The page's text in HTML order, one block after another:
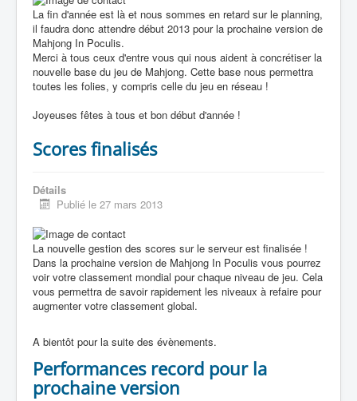
La fin d'année est là et nous sommes en retard sur le planning,
il faudra donc attendre début 2013 pour la prochaine version de
Mahjong In Poculis.
Merci à tous ceux d'entre vous qui nous aident à concrétiser la
nouvelle base du jeu de Mahjong. Cette base nous permettra
toutes les folies, y compris celle du jeu en réseau !
Joyeuses fêtes à tous et bon début d'année !
Scores finalisés
Détails
Publié le 27 mars 2013
La nouvelle gestion des scores sur le serveur est finalisée !
Dans la prochaine version de Mahjong In Poculis vous pourrez
voir votre classement mondial pour chaque niveau de jeu. Cela
vous permettra de savoir rapidement les niveaux à refaire pour
augmenter votre classement global.
A bientôt pour la suite des évènements.
Performances record pour la
prochaine version